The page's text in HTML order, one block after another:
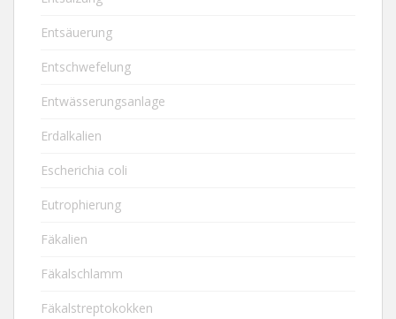
Entsäuerung
Entschwefelung
Entwässerungsanlage
Erdalkalien
Escherichia coli
Eutrophierung
Fäkalien
Fäkalschlamm
Fäkalstreptokokken